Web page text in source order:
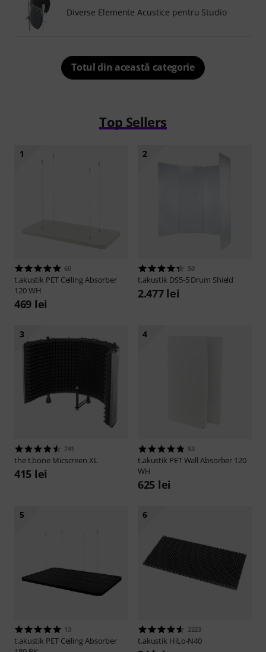
Diverse Elemente Acustice pentru Studio
Totul din această categorie
Top Sellers
1
60
t.akustik PET Ceiling Absorber
120 WH
469 lei
2
50
t.akustik DS5-5 Drum Shield
2.477 lei
3
741
the t.bone Micscreen XL
415 lei
4
53
t.akustik PET Wall Absorber 120
WH
625 lei
5
13
t.akustik PET Ceiling Absorber
6
2223
t.akustik HiLo-N40